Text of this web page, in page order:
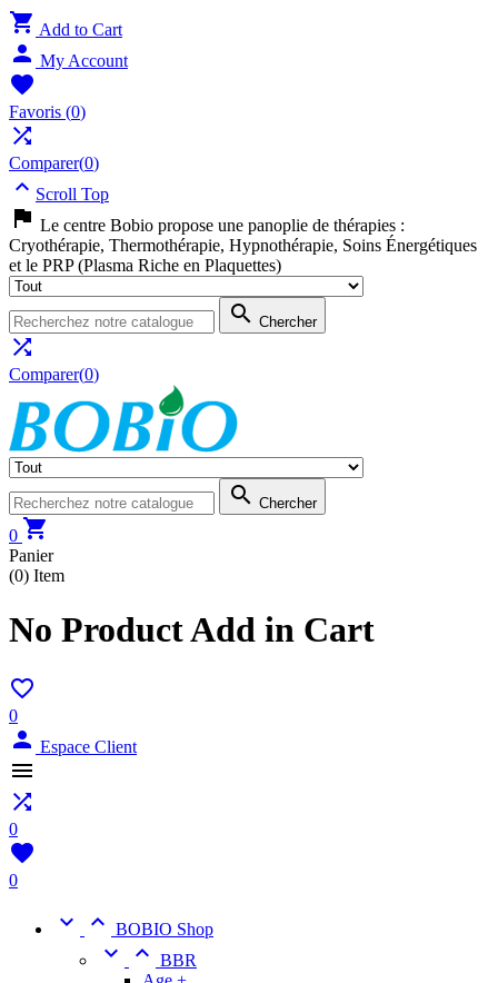
 Add to Cart
 My Account

Favoris (0)

Comparer(0)
 Scroll Top
 Le centre Bobio propose une panoplie de thérapies :
Cryothérapie, Thermothérapie, Hypnothérapie, Soins Énergétiques
et le PRP (Plasma Riche en Plaquettes)
 Chercher

Comparer(0)
 Chercher
0 
Panier
(0) Item
No Product Add in Cart

0
 Espace Client


0

0
  BOBIO Shop
  BBR